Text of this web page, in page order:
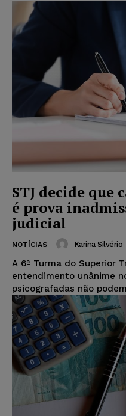
STJ decide que
é prova
judicial
NOTÍCIAS Karina Silvério
A 6ª Turma do Superior
entendimento unânime
psicografadas não